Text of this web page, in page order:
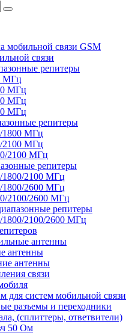
мобильной связи GSM
связи
репитеры
МГц
МГц
МГц
МГц
репитеры
1800 МГц
2100 МГц
2100 МГц
репитеры
1800/2100 МГц
1800/2600 МГц
2100/2600 МГц
репитеры
1800/2100/2600 МГц
антенны
антенны
антенны
связи
для систем мобильной связи
разъемы и переходники
(сплиттеры, ответвители)
50 Ом